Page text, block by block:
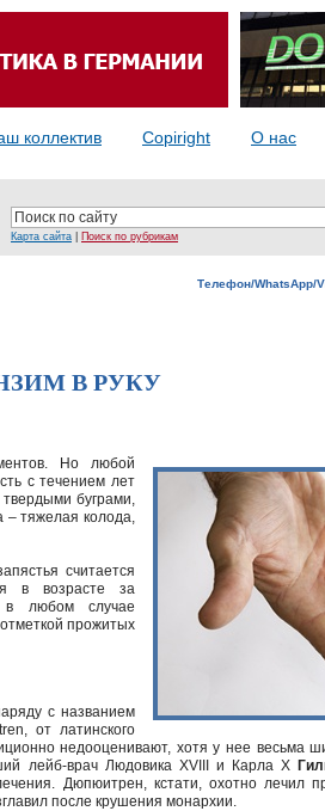
коллектив Copiright О нас
Карта сайта Поиск по рубрикам
Телефон/WhatsApp/
В РУКУ
Но любой
с течением лет
буграми,
– тяжелая колода,
считается
в возрасте за
любом случае
прожитых
с названием
от латинского
недооценивают, хотя у нее весьма
лейб-врач Людовика XVIII и Карла X
Дюпюитрен, кстати, охотно лечил
после крушения монархии.